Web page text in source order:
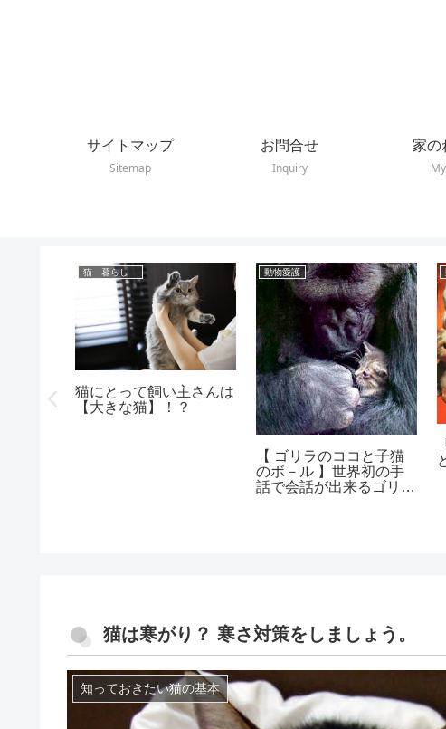
サイトマップ
Sitemap
お問合せ
Inquiry
家の
猫 暮らし
猫にとって飼い主さんは
【大きな猫】！？
動物愛護
【 ゴリラのココと子猫
のボ－ル 】世界初の手
話で会話が出来るゴリラ
猫は寒がり？ 寒さ対策をしましょう。
知っておきたい猫の基本